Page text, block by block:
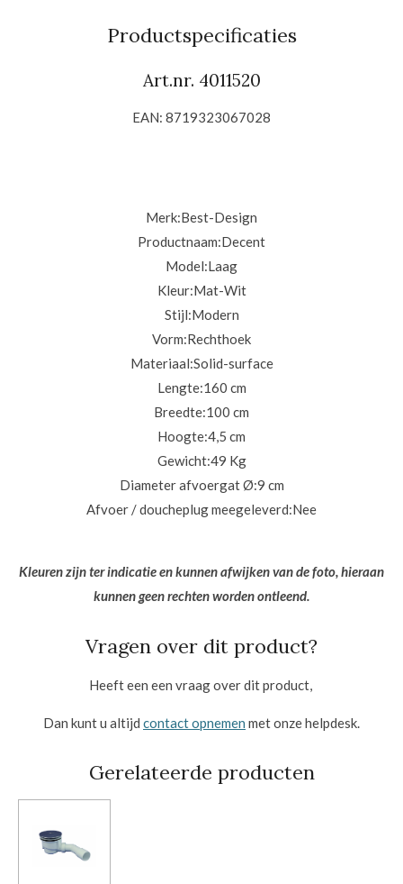
n
Productspecificaties
Art.nr. 4011520
EAN: 8719323067028
Merk:Best-Design
Productnaam:Decent
Model:Laag
Kleur:Mat-Wit
Stijl:Modern
Vorm:Rechthoek
Materiaal:Solid-surface
Lengte:160 cm
Breedte:100 cm
Hoogte:4,5 cm
Gewicht:49 Kg
Diameter afvoergat Ø:9 cm
Afvoer / doucheplug meegeleverd:Nee
Kleuren zijn ter indicatie en kunnen afwijken van de foto, hieraan
kunnen geen rechten worden ontleend.
Vragen over dit product?
Heeft een een vraag over dit product,
Dan kunt u altijd contact opnemen met onze helpdesk.
Gerelateerde producten